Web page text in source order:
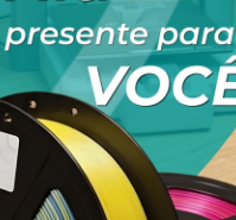
qualidade e líder em vendas
para impressão 3d,
desde 2013. Quer
mais?
a 3D Fila aqui